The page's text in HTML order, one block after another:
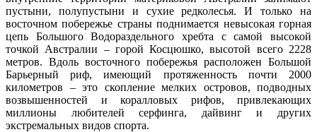
пустыни, полупустыни и сухие редколесья. И только на
восточном побережье страны поднимается невысокая горная
цепь Большого Водораздельного хребта с самой высокой
точкой Австралии – горой Косцюшко, высотой всего 2228
метров. Вдоль восточного побережья расположен Большой
Барьерный риф, имеющий протяженность почти 2000
километров – это скопление мелких островов, подводных
возвышенностей и коралловых рифов, привлекающих
миллионы любителей серфинга, дайвинг и других
экстремальных видов спорта.